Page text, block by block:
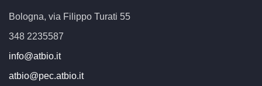
Bologna, via Filippo Turati 55
348 2235587
info@atbio.it
atbio@pec.atbio.it